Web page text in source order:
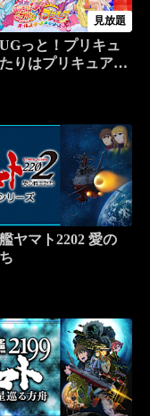
見放題
っと！プリキュ
りはプリキュア
ヤマト2202 愛の